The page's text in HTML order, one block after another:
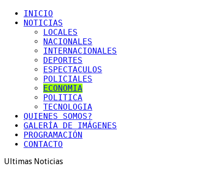
INICIO
NOTICIAS
LOCALES
NACIONALES
INTERNACIONALES
DEPORTES
ESPECTACULOS
POLICIALES
ECONOMIA
POLITICA
TECNOLOGIA
QUIENES SOMOS?
GALERÍA DE IMÁGENES
PROGRAMACIÓN
CONTACTO
Ultimas Noticias